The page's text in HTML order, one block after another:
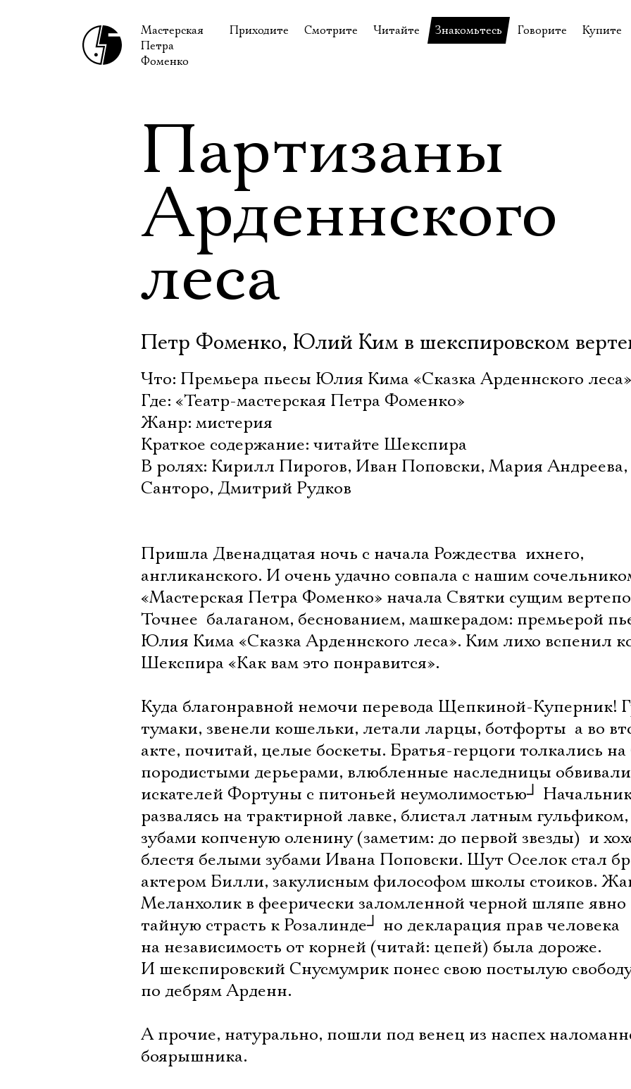
Мастерская
Петра
Фоменко
Приходите
Правила посещения
Как добраться
Смотрите
Внеклассные чтения
Читайте
Архив проектов
Библиотека Гумилёва
Знакомьтесь
Художники
Сотрудники
Говорите
Купите
Партизаны
Арденнского
леса
Петр Фоменко, Юлий Ким в шекспировском
Что: Премьера пьесы Юлия Кима «Сказка Арденнского леса»
Где: «Театр-мастерская Петра Фоменко»
Жанр: мистерия
Краткое содержание: читайте Шекспира
В ролях: Кирилл Пирогов, Иван Поповски, Мария
Санторо, Дмитрий Рудков
Пришла Двенадцатая ночь с начала Рождества  ихнего,
англиканского. И очень удачно совпала с нашим
«Мастерская Петра Фоменко» начала Святки сущим
Точнее  балаганом, беснованием, машкерадом: премьерой
Юлия Кима «Сказка Арденнского леса». Ким лихо вспенил
Шекспира «Как вам это понравится».
Куда благонравной немочи перевода Щепкиной-Куперник!
тумаки, звенели кошельки, летали ларцы, ботфорты  а во
акте, почитай, целые боскеты. Братья-герцоги толкались на
породистыми дерьерами, влюбленные наследницы
искателей Фортуны с питоньей неумолимостью┘
развалясь на трактирной лавке, блистал латным
зубами копченую оленину (заметим: до первой звезды)  и
блестя белыми зубами Ивана Поповски. Шут Оселок стал
актером Билли, закулисным философом школы стоиков.
Меланхолик в феерически заломленной черной шляпе явно
тайную страсть к Розалинде┘ но декларация прав человека
на независимость от корней (читай: цепей) была дороже.
И шекспировский Снусмумрик понес свою постылую
по дебрям Арденн.
А прочие, натурально, пошли под венец из наспех
боярышника.